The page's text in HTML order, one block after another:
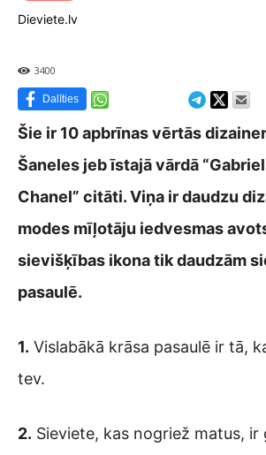
Dieviete.lv
3400
Dalīties
Šie ir 10 apbrīnas vērtās
Šaneles jeb īstajā vārdā
Chanel” citāti. Viņa ir daudzu
modes mīļotāju iedvesmas
sievišķības ikona tik daudzām
pasaulē.
1. Vislabākā krāsa pasaulē ir tā,
tev.
2. Sieviete, kas nogriež matus,